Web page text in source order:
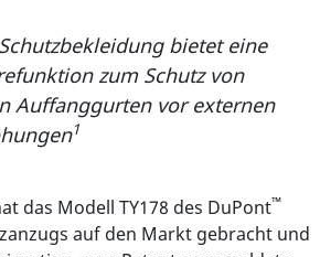
bietet eine
zum Schutz von
Auffanggurten vor externen
1
das Modell TY178 des DuPont™
auf den Markt gebracht und